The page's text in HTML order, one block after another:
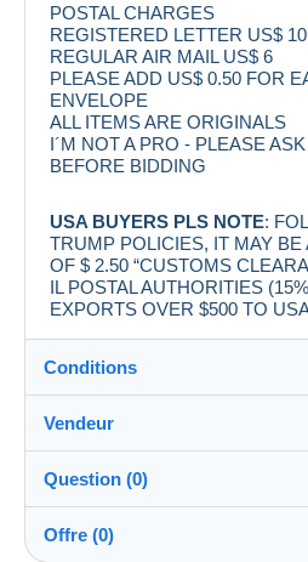
POSTAL CHARGES
REGISTERED LETTER US$ 10
REGULAR AIR MAIL US$ 6
PLEASE ADD US$ 0.50 FOR
ENVELOPE
ALL ITEMS ARE ORIGINALS
I´M NOT A PRO - PLEASE
BEFORE BIDDING
USA BUYERS PLS NOTE:
TRUMP POLICIES, IT MAY
OF $ 2.50 “CUSTOMS
IL POSTAL AUTHORITIES
EXPORTS OVER $500 TO
Conditions
Destination :
Voir la liste des pays
Expédition :
Envoi après paiement
Vendeur
labelman100%
Question (0)
Offre (0)